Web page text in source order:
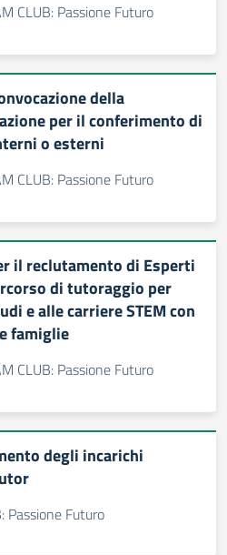
CLUB: Passione Futuro
della
per il conferimento di
o esterni
CLUB: Passione Futuro
il reclutamento di Esperti
di tutoraggio per
e alle carriere STEM con
famiglie
CLUB: Passione Futuro
degli incarichi
Passione Futuro